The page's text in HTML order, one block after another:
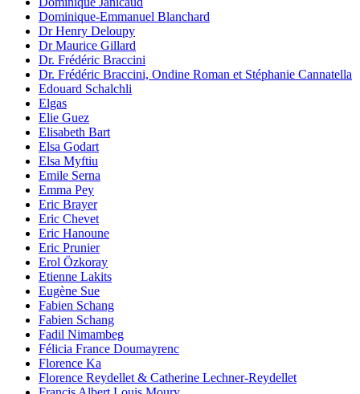
Dominique-Emmanuel Blanchard
Dr Henry Deloupy
Dr Maurice Gillard
Dr. Frédéric Braccini
Dr. Frédéric Braccini, Ondine Roman et Stéphanie Cannatella
Edouard Schalchli
Elgas
Elie Guez
Elisabeth Bart
Elsa Godart
Elsa Myftiu
Emile Serna
Emma Pey
Eric Brayer
Eric Chevet
Eric Hanoune
Eric Prunier
Erol Özkoray
Etienne Lakits
Eugène Sue
Fabien Schang
Fabien Schang
Fadil Nimambeg
Félicia France Doumayrenc
Florence Ka
Florence Reydellet & Catherine Lechner-Reydellet